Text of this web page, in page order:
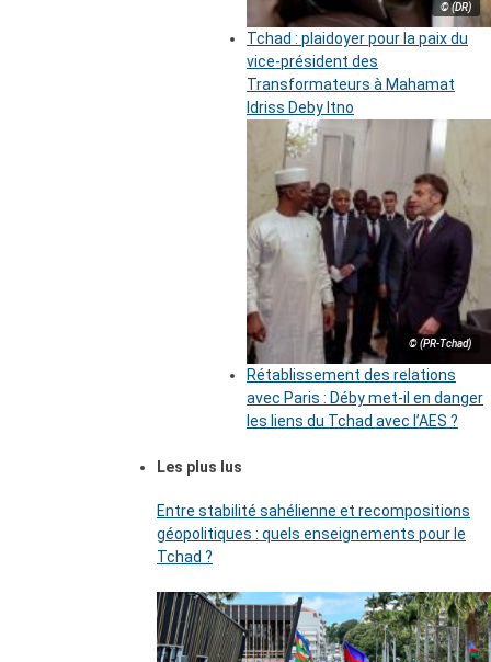
© (DR)
Tchad : plaidoyer pour la paix du
vice-président des
Transformateurs à Mahamat
Idriss Deby Itno
© (PR-Tchad)
Rétablissement des relations
avec Paris : Déby met-il en danger
les liens du Tchad avec l’AES ?
Les plus lus
Entre stabilité sahélienne et recompositions
géopolitiques : quels enseignements pour le
Tchad ?